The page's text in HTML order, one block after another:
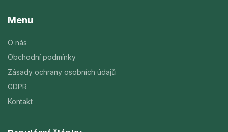
Menu
O nás
Obchodní podmínky
Zásady ochrany osobních údajů
GDPR
Kontakt